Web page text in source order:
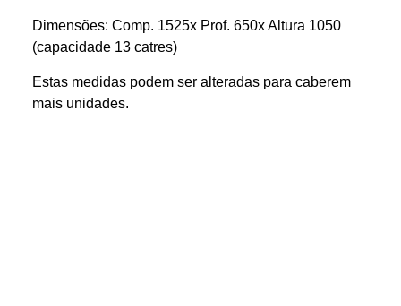
Dimensões: Comp. 1525x Prof. 650x Altura 1050
(capacidade 13 catres)
Estas medidas podem ser alteradas para caberem
mais unidades.